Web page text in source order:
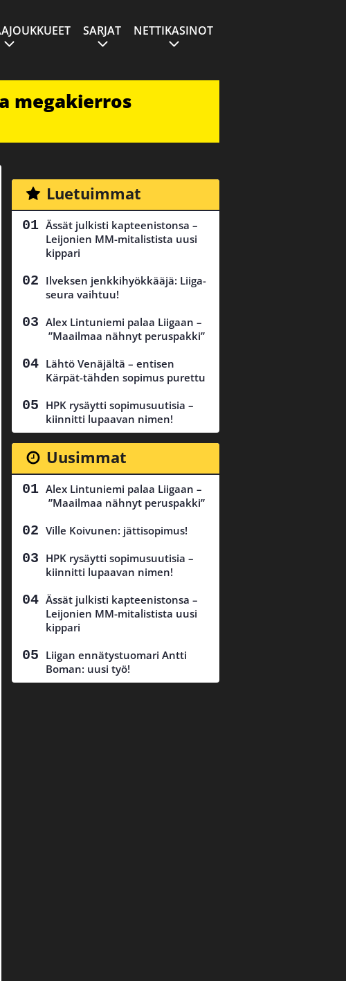
SARJAT NETTIKASINOT
megakierros
Luetuimmat
Ässät julkisti kapteenistonsa –
Leijonien MM-mitalistista uusi
kippari
Ilveksen jenkkihyökkääjä: Liiga-
seura vaihtuu!
Alex Lintuniemi palaa Liigaan –
”Maailmaa nähnyt peruspakki”
Lähtö Venäjältä – entisen
Kärpät-tähden sopimus purettu
HPK rysäytti sopimusuutisia –
kiinnitti lupaavan nimen!
Uusimmat
Alex Lintuniemi palaa Liigaan –
”Maailmaa nähnyt peruspakki”
Ville Koivunen: jättisopimus!
HPK rysäytti sopimusuutisia –
kiinnitti lupaavan nimen!
Ässät julkisti kapteenistonsa –
Leijonien MM-mitalistista uusi
kippari
Liigan ennätystuomari Antti
Boman: uusi työ!